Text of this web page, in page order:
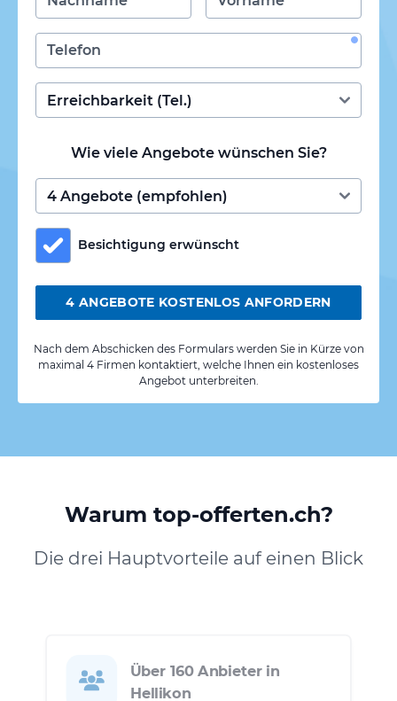
Wie viele Angebote wünschen Sie?
Besichtigung erwünscht
4 ANGEBOTE KOSTENLOS ANFORDERN
Nach dem Abschicken des Formulars werden Sie in Kürze von
maximal 4 Firmen kontaktiert, welche Ihnen ein kostenloses
Angebot unterbreiten.
Warum top-offerten.ch?
Die drei Hauptvorteile auf einen Blick
Über 160 Anbieter in
Hellikon